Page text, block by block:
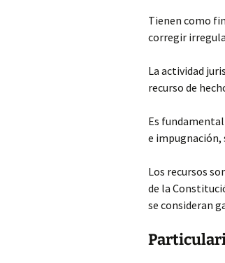
Tienen como
corregir
La actividad
recurso de
Es
e
Los recursos
de la
se consideran